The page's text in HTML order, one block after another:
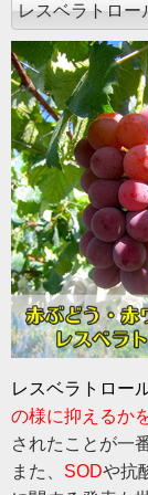
レスベラトロー
レスベラトロー
の様に抑えるか
されたことが一
また、 SODや抗